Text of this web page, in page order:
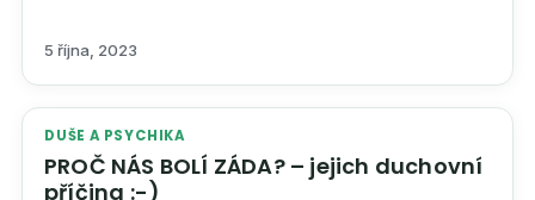
5 října, 2023
DUŠE A PSYCHIKA
PROČ NÁS BOLÍ ZÁDA? – jejich duchovní
příčina :-)